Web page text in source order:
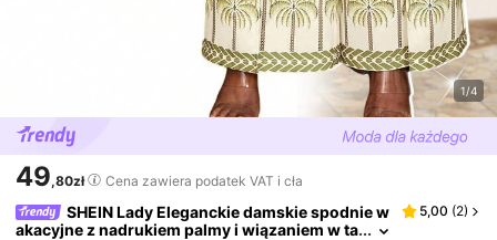
1/4
49,80zł Cena zawiera podatek VAT i cła
SHEIN Lady Eleganckie damskie spodnie w
akacyjne z nadrukiem palmy i wiązaniem w ta
5,00 (2)